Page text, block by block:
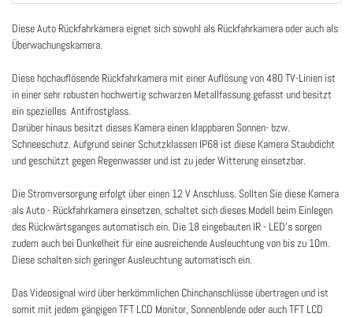
Diese Auto Rückfahrkamera eignet sich sowohl als Rückfahrkamera oder auch als
Überwachungskamera.
Diese hochauflösende Rückfahrkamera mit einer Auflösung von 480 TV-Linien ist
in einer sehr robusten hochwertig schwarzen Metallfassung gefasst und besitzt
ein spezielles Antifrostglass.
Darüber hinaus besitzt dieses Kamera einen klappbaren Sonnen- bzw.
Schneeschutz. Aufgrund seiner Schutzklassen IP68 ist diese Kamera Staubdicht
und geschützt gegen Regenwasser und ist zu jeder Witterung einsetzbar.
Die Stromversorgung erfolgt über einen 12 V Anschluss. Sollten Sie diese Kamera
als Auto - Rückfahrkamera einsetzen, schaltet sich dieses Modell beim Einlegen
des Rückwärtsganges automatisch ein. Die 18 eingebauten IR - LED's sorgen
zudem auch bei Dunkelheit für eine ausreichende Ausleuchtung von bis zu 10m.
Diese schalten sich geringer Ausleuchtung automatisch ein.
Das Videosignal wird über herkömmlichen Chinchanschlüsse übertragen und ist
somit mit jedem gängigen TFT LCD Monitor, Sonnenblende oder auch TFT LCD